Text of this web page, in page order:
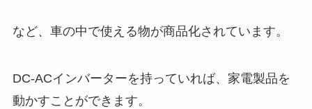
など、車の中で使える物が商品化されています。
DC-ACインバーターを持っていれば、家電製品を
動かすことができます。